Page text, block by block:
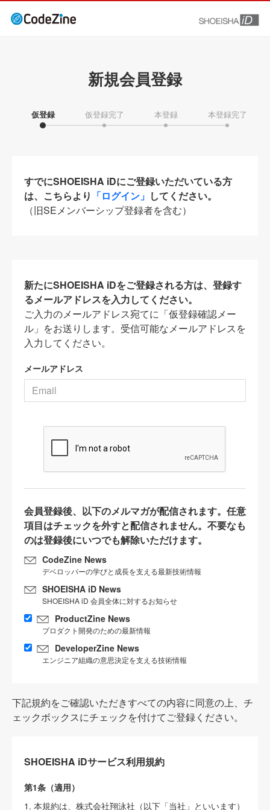
新規会員登録
仮登録 仮登録完了 本登録 本登録完了
すでにSHOEISHA iDにご登録いただいている方
は、こちらより 「ログイン」 してください。
（旧SEメンバーシップ登録者を含む）
新たにSHOEISHA iDをご登録される方は、登録す
るメールアドレスを入力してください。
ご入力のメールアドレス宛てに「仮登録確認メー
ル」をお送りします。受信可能なメールアドレスを
入力してください。
メールアドレス
会員登録後、以下のメルマガが配信されます。任意
項目はチェックを外すと配信されません。不要なも
のは登録後にいつでも解除いただけます。
CodeZine News
デベロッパーの学びと成長を支える最新技術情報
SHOEISHA iD News
SHOEISHA iD 会員全体に対するお知らせ
ProductZine News
プロダクト開発のための最新情報
DeveloperZine News
エンジニア組織の意思決定を支える技術情報
下記規約をご確認いただきすべての内容に同意の上、チ
ェックボックスにチェックを付けてご登録ください。
SHOEISHA iDサービス利用規約
第1条（適用）
1. 本規約は、株式会社翔泳社（以下「当社」といいます）